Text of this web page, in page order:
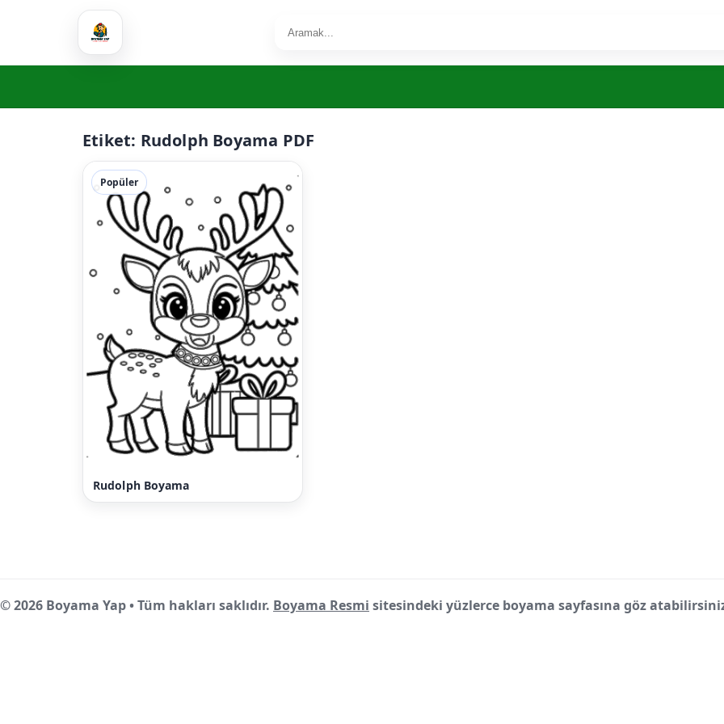
Etiket: Rudolph Boyama PDF
Popüler
Rudolph Boyama
© 2026 Boyama Yap • Tüm hakları saklıdır. Boyama Resmi sitesindeki yüzlerce boyama sayfasına göz